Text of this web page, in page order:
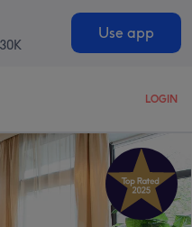
Use app
LOGIN